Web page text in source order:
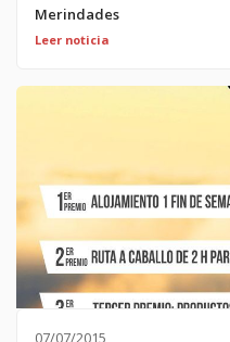
Merindades
http://burgosconecta.es/
Leer noticia